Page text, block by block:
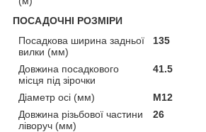
ПОСАДОЧНІ РОЗМІРИ
Посадкова ширина задньої
вилки (мм)
135
Довжина посадкового
місця під зірочки
41.5
Діаметр осі (мм)
М12
Довжина різьбової частини
ліворуч (мм)
26